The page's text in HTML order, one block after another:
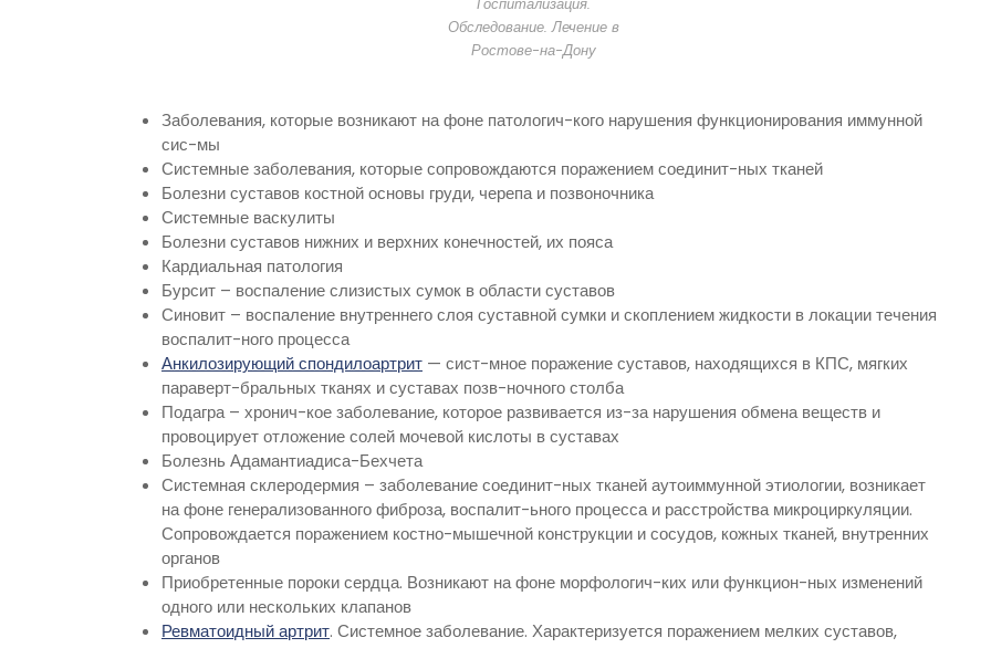
Госпитализация.
Обследование. Лечение в
Ростове-на-Дону
Заболевания, которые возникают на фоне патологич-кого нарушения функционирования иммунной
сис-мы
Системные заболевания, которые сопровождаются поражением соединит-ных тканей
Болезни суставов костной основы груди, черепа и позвоночника
Системные васкулиты
Болезни суставов нижних и верхних конечностей, их пояса
Кардиальная патология
Бурсит – воспаление слизистых сумок в области суставов
Синовит – воспаление внутреннего слоя суставной сумки и скоплением жидкости в локации течения
воспалит-ного процесса
Анкилозирующий спондилоартрит — сист-мное поражение суставов, находящихся в КПС, мягких
параверт-бральных тканях и суставах позв-ночного столба
Подагра – хронич-кое заболевание, которое развивается из-за нарушения обмена веществ и
провоцирует отложение солей мочевой кислоты в суставах
Болезнь Адамантиадиса-Бехчета
Системная склеродермия – заболевание соединит-ных тканей аутоиммунной этиологии, возникает
на фоне генерализованного фиброза, воспалит-ьного процесса и расстройства микроциркуляции.
Сопровождается поражением костно-мышечной конструкции и сосудов, кожных тканей, внутренних
органов
Приобретенные пороки сердца. Возникают на фоне морфологич-ких или функцион-ных изменений
одного или нескольких клапанов
Ревматоидный артрит. Системное заболевание. Характеризуется поражением мелких суставов,